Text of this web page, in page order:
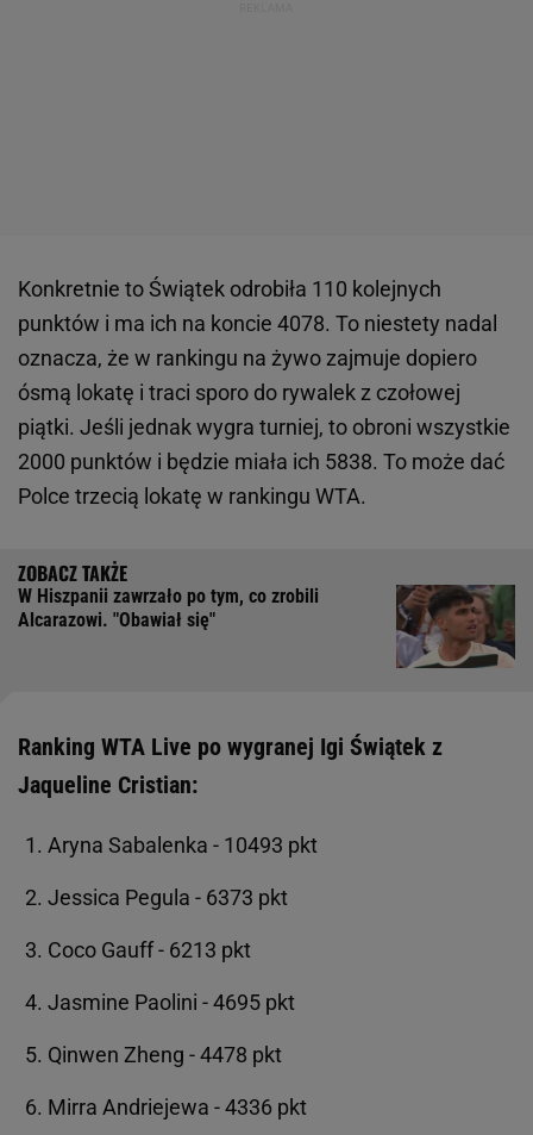
Konkretnie to Świątek odrobiła 110 kolejnych
punktów i ma ich na koncie 4078. To niestety nadal
oznacza, że w rankingu na żywo zajmuje dopiero
ósmą lokatę i traci sporo do rywalek z czołowej
piątki. Jeśli jednak wygra turniej, to obroni wszystkie
2000 punktów i będzie miała ich 5838. To może dać
Polce trzecią lokatę w rankingu WTA.
W Hiszpanii zawrzało po tym, co zrobili
Alcarazowi. "Obawiał się"
Ranking WTA Live po wygranej Igi Świątek z
Jaqueline Cristian:
Aryna Sabalenka - 10493 pkt
Jessica Pegula - 6373 pkt
Coco Gauff - 6213 pkt
Jasmine Paolini - 4695 pkt
Qinwen Zheng - 4478 pkt
Mirra Andriejewa - 4336 pkt